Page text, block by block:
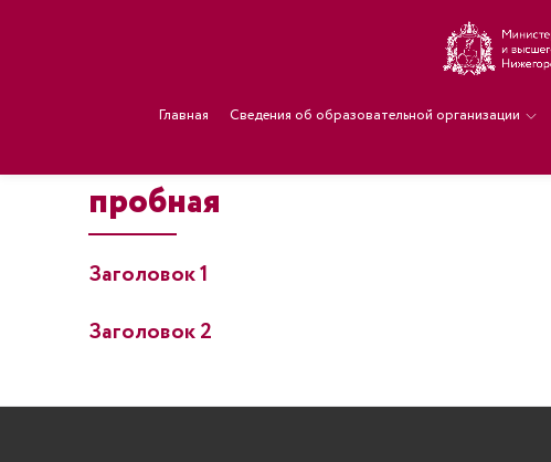
Главная Сведения об образовательной организации
пробная
Заголовок 1
Заголовок 2